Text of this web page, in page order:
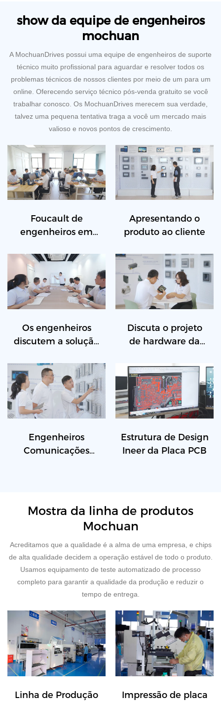
show da equipe de engenheiros
mochuan
A MochuanDrives possui uma equipe de engenheiros de suporte
técnico muito profissional para aguardar e resolver todos os
problemas técnicos de nossos clientes por meio de um para um
online. Oferecendo serviço técnico pós-venda gratuito se você
trabalhar conosco. Os MochuanDrives merecem sua verdade,
talvez uma pequena tentativa traga a você um mercado mais
valioso e novos pontos de crescimento.
Foucault de
engenheiros em
Apresentando o
produto ao cliente
Os engenheiros
discutem a solução
Discuta o projeto
de hardware da
Engenheiros
Comunicações
Estrutura de Design
Ineer da Placa PCB
Mostra da linha de produtos
Mochuan
Acreditamos que a qualidade é a alma de uma empresa, e chips
de alta qualidade decidem a operação estável de todo o produto.
Usamos equipamento de teste automatizado de processo
completo para garantir a qualidade da produção e reduzir o
tempo de entrega.
Linha de Produção
Impressão de placa